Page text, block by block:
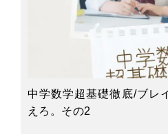
中学数学超基礎徹底/ブレ
えろ。その2